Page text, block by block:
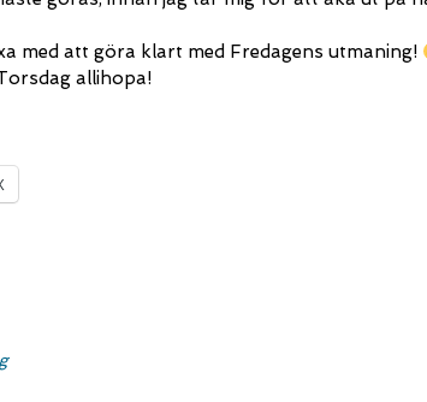
med att göra klart med Fredagens utmaning!
allihopa!